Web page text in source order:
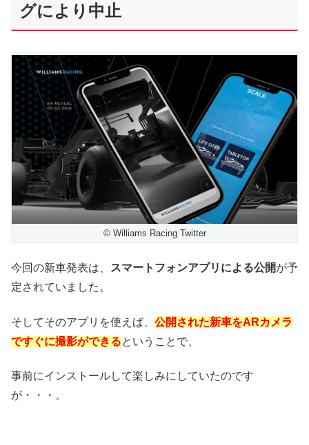
グにより中止
© Williams Racing Twitter
今回の新車発表は、 スマートフォンアプリによる公開が予
定されていました。
そしてそのアプリを使えば、 公開された新車をARカメラ
ですぐに撮影ができるということで、
事前にインストールして楽しみにしていたのです
が・・・。